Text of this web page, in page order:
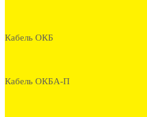
Кабель ОКБ
Кабель ОКБА-П